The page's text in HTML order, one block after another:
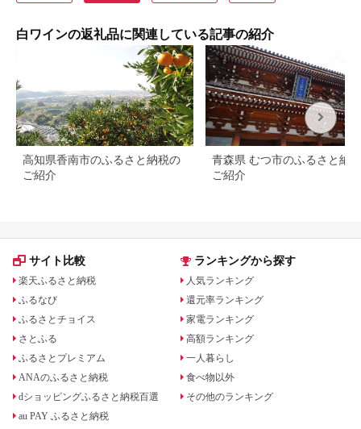
白ワインの返礼品に関連している記事の紹介
高知県香南市のふるさと納税の
ご紹介
青森県 むつ市のふるさと納
ご紹介
サイト比較
楽天ふるさと納税
ふるなび
ふるさとチョイス
さとふる
ふるさとプレミアム
ANAのふるさと納税
dショッピングふるさと納税百選
au PAY ふるさと納税
ランキングから探す
人気ランキング
還元率ランキング
家電ランキング
高額ランキング
一人暮らし
食べ物以外
その他のランキング